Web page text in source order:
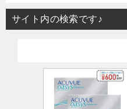
サイト内の検索です♪